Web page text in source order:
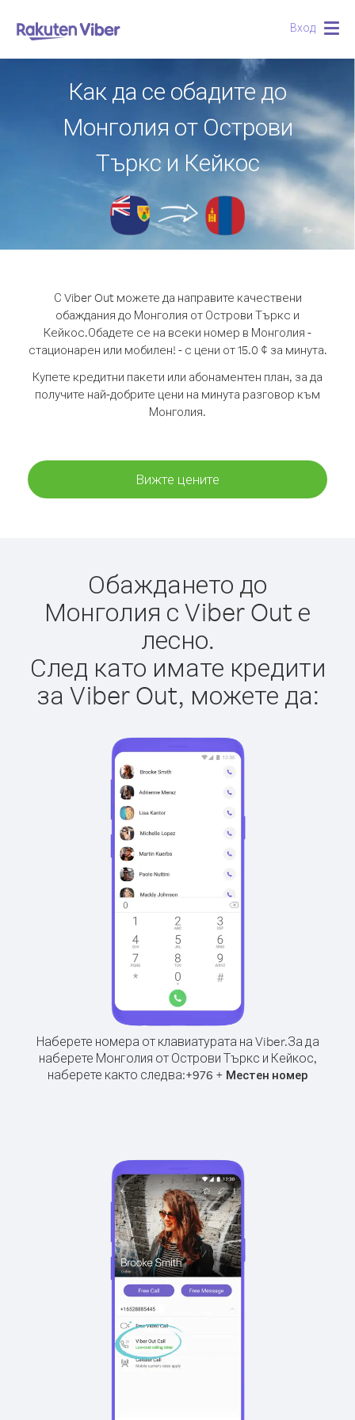
Вход
Как да се обадите до
Монголия от Острови
Търкс и Кейкос
С Viber Out можете да направите качествени
обаждания до Монголия от Острови Търкс и
Кейкос.Обадете се на всеки номер в Монголия -
стационарен или мобилен! - с цени от 15.0 ¢ за минута.
Купете кредитни пакети или абонаментен план, за да
получите най-добрите цени на минута разговор към
Монголия.
Вижте цените
Обаждането до
Монголия с Viber Out е
лесно.
След като имате кредити
за Viber Out, можете да:
Наберете номера от клавиатурата на Viber.За да
наберете Монголия от Острови Търкс и Кейкос,
наберете както следва:+976 + Местен номер